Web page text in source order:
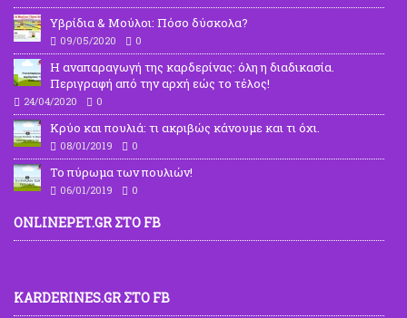
Υβρίδια & Μούλοι: Πόσο δύσκολα?
09/05/2020 0
Η αναπαραγωγή της καρδερίνας: όλη η διαδικασία.
Περιγραφή από την αρχή εώς το τέλος!
24/04/2020 0
Κρύο και πουλιά: τι ακριβώς κάνουμε και τι όχι.
08/01/2019 0
To πύρωμα των πουλιών!
06/01/2019 0
ONLINEPET.GR ΣΤΟ FB
KARDERINES.GR ΣΤΟ FB